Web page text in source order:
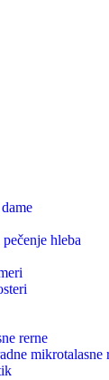
hleba
rerne
mikrotalasne